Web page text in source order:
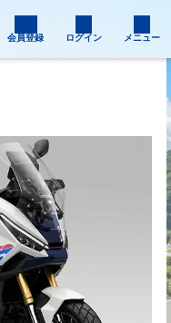
会員登録 ログイン メニュー